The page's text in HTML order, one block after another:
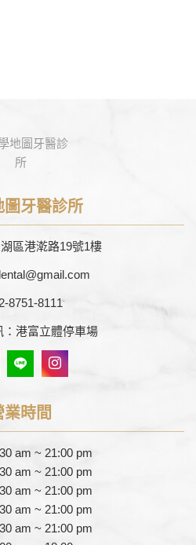
圖牙醫診所
區港漧路19號1樓
8751-8111
：港富立體停車場
業時間
am ~ 21:00 pm
am ~ 21:00 pm
am ~ 21:00 pm
am ~ 21:00 pm
am ~ 21:00 pm